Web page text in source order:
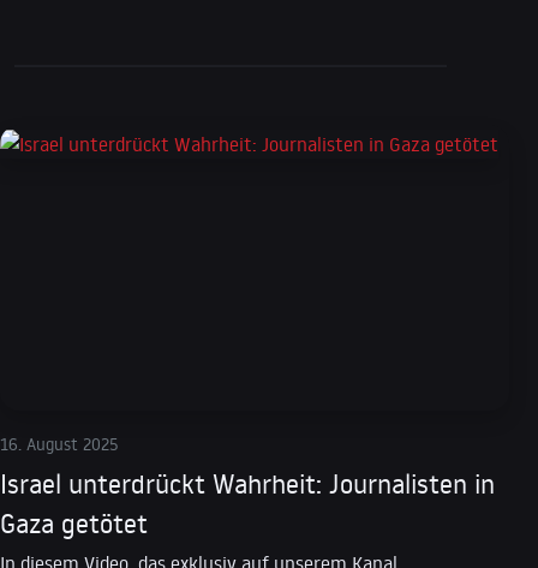
16. August 2025
Israel unterdrückt Wahrheit: Journalisten in
Gaza getötet